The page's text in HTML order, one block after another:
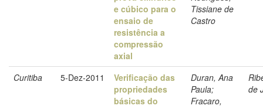
e cúbico para o
ensaio de
resistência a
compressão
axial
Tissiane de
Castro
Curitiba 5-Dez-2011
Verificação das
propriedades
básicas do
Duran, Ana
Paula;
Fracaro,
de